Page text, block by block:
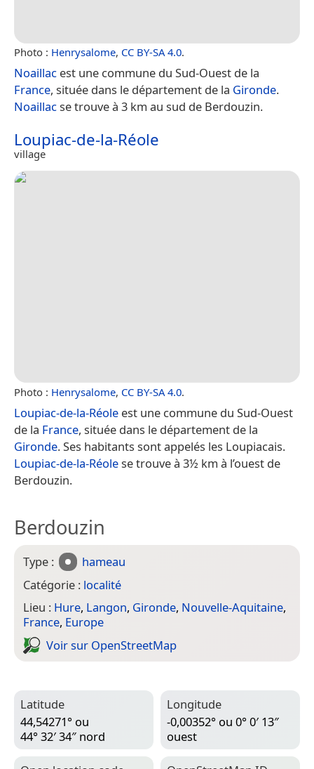
Photo : Henrysalome, CC BY-SA 4.0.
Noaillac est une commune du Sud-Ouest de la
France, située dans le département de la Gironde.
Noaillacse trouve à 3 km au sud de Berdouzin.
Loupiac-de-la-Réole
village
Photo : Henrysalome, CC BY-SA 4.0.
Loupiac-de-la-Réole est une commune du Sud-Ouest
de la France, située dans le département de la
Gironde. Ses habitants sont appelés les Loupiacais.
Loupiac-de-la-Réolese trouve à 3½ km à l’ouest de
Berdouzin.
Berdouzin
Type :
hameau
Catégorie : localité
Lieu : Hure, Langon, Gironde, Nouvelle-Aquitaine,
France, Europe
Voir sur Open­Street­Map
Latitude
44,54271° ou
44° 32′ 34″ nord
Longitude
-0,00352° ou 0° 0′ 13″
ouest